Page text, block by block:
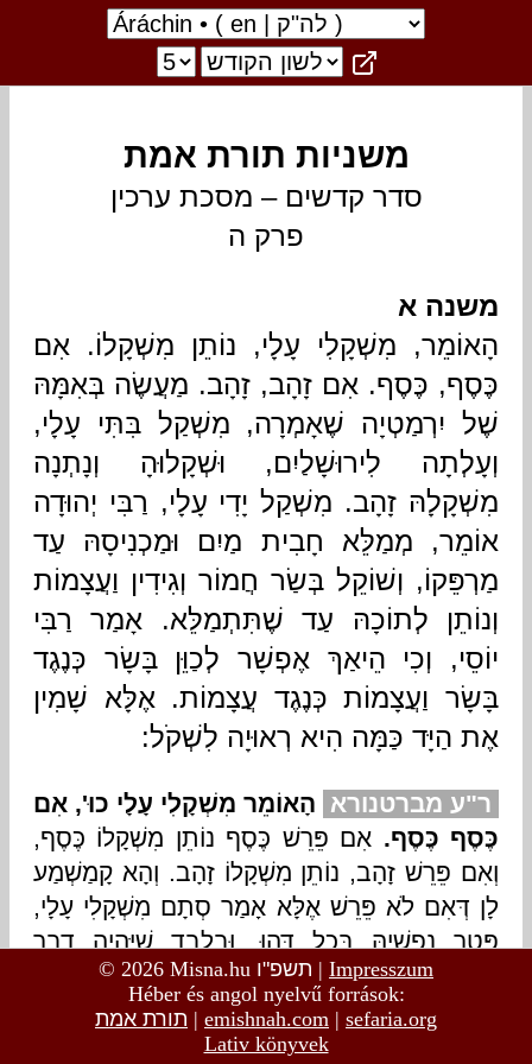
© 2026 Misna.hu תשפ"ו | Impresszum
Héber és angol nyelvű források:
תורת אמת | emishnah.com | sefaria.org
Lativ könyvek